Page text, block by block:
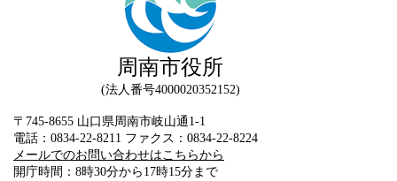
周南市役所
法人番号4000020352152
〒745-8655 山口県周南市岐山通1-1
電話：0834-22-8211 ファクス：0834-22-8224
メールでのお問い合わせはこちらから
開庁時間：8時30分から17時15分まで